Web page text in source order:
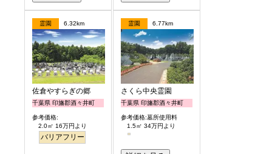
霊園 6.32km
佐倉やすらぎの郷
千葉県 印旛郡酒々井町
参考価格:
2.0㎡ 16万円より
バリアフリー
霊園 6.77km
さくら中央霊園
千葉県 印旛郡酒々井町
参考価格:墓所使用料
1.5㎡ 34万円より